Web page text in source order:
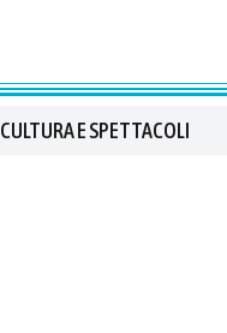
CULTURA E SPETTACOLI